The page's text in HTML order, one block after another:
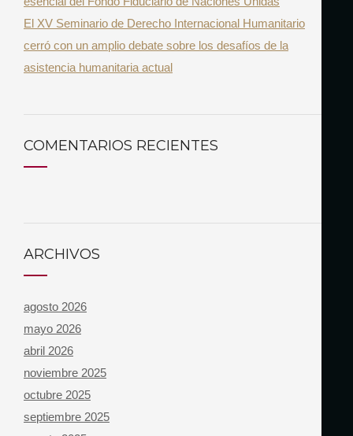
El XV Seminario de Derecho Internacional Humanitario
cerró con un amplio debate sobre los desafíos de la
asistencia humanitaria actual
COMENTARIOS RECIENTES
ARCHIVOS
agosto 2026
mayo 2026
abril 2026
noviembre 2025
octubre 2025
septiembre 2025